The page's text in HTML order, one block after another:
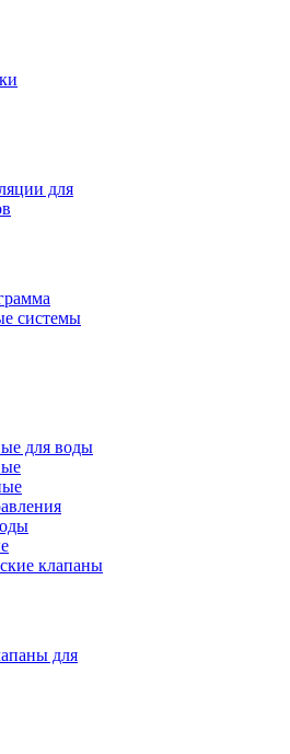
для
системы
для воды
клапаны
для